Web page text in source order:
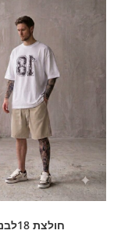
חולצת 18לבנה